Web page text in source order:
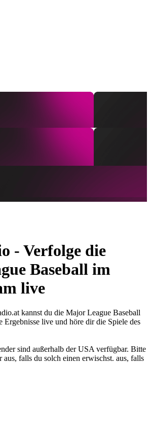
- Verfolge die
Baseball im
live
kannst du die Major League Baseball
Ergebnisse live und höre dir die Spiele des
sind außerhalb der USA verfügbar. Bitte
aus, falls du solch einen erwischst. aus, falls